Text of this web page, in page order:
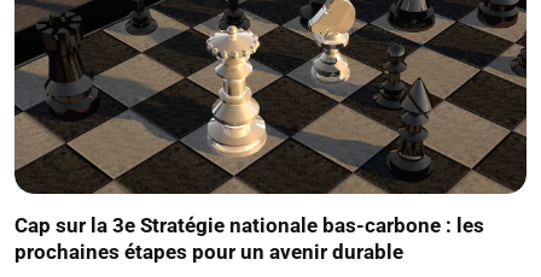
Cap sur la 3e Stratégie nationale bas-carbone : les
prochaines étapes pour un avenir durable